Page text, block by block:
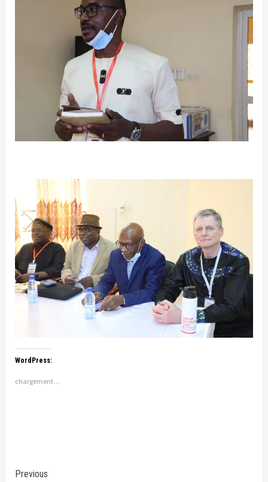
WordPress:
chargement…
Continue
Previous